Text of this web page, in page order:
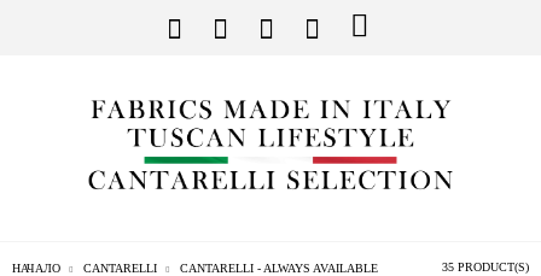
НАЧАЛО CANTARELLI CANTARELLI - ALWAYS AVAILABLE 35 PRODUCT(S)